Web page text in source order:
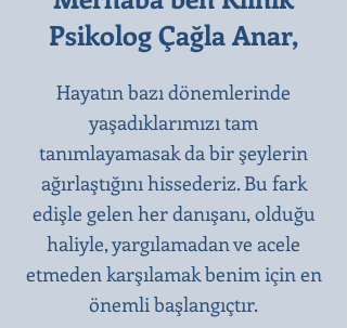
Psikolog Çağla Anar,
Hayatın bazı dönemlerinde
yaşadıklarımızı tam
tanımlayamasak da bir şeylerin
ağırlaştığını hissederiz. Bu fark
edişle gelen her danışanı, olduğu
haliyle, yargılamadan ve acele
etmeden karşılamak benim için en
önemli başlangıçtır.​